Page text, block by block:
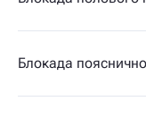
Блокада